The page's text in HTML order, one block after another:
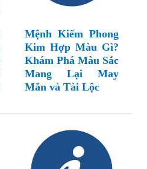
Mệnh Kiếm Phong
Kim Hợp Màu Gì?
Khám Phá Màu Sắc
Mang Lại May
Mắn và Tài Lộc